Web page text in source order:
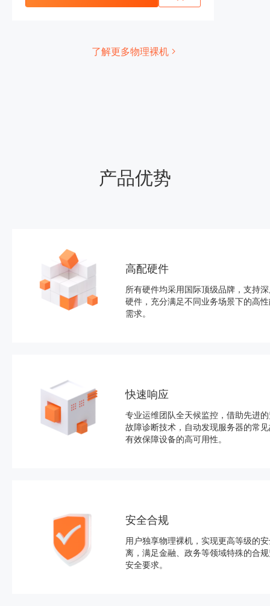
了解更多物理裸机
产品优势
高配硬件
所有硬件均采用国际顶级品牌，支持
硬件，充分满足不同业务场景下的高
需求。
快速响应
专业运维团队全天候监控，借助先进
故障诊断技术，自动发现服务器的常
有效保障设备的高可用性。
安全合规
用户独享物理裸机，实现更高等级的
离，满足金融、政务等领域特殊的合
安全要求。